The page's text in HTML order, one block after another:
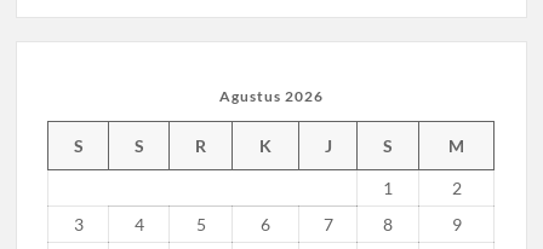
Agustus 2026
S S R K J S M
1
2
3
4 5 6 7 8
9